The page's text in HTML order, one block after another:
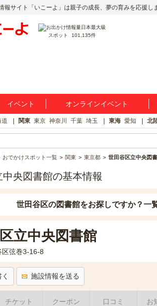
報サイト「いこーよ」は親子の成長、夢の育みを応援し
スポット 101,135件
イベント オンラインイベント
道 関東 東京 神奈川 千葉 埼玉 東海 愛知 北
おでかけスポット一覧 関東 東京都 世田谷区立中央図
央図書館の基本情報
世田谷区の図書館をお探しですか？一
立中央図書館
区弦巻3-16-8
施設情報を送る
チケット クーポン 口コミ お